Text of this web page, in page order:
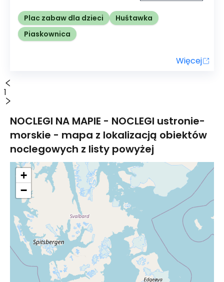
Plac zabaw dla dzieci
Huśtawka
Piaskownica
Więcej
1
NOCLEGI NA MAPIE - NOCLEGI ustronie-
morskie - mapa z lokalizacją obiektów
noclegowych z listy powyżej
+
−